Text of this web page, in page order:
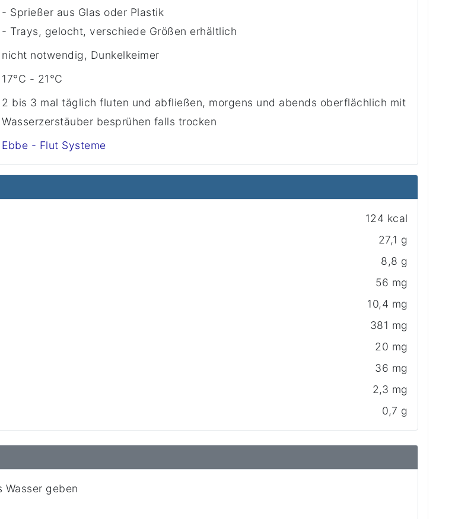
- Sprießer aus Glas oder Plastik
- Trays, gelocht, verschiede Größen erhältlich
nicht notwendig, Dunkelkeimer
17°C - 21°C
2 bis 3 mal täglich fluten und abfließen, morgens und abends oberflächlich mit
Wasserzerstäuber besprühen falls trocken
Ebbe - Flut Systeme
124 kcal
27,1 g
8,8 g
56 mg
10,4 mg
381 mg
20 mg
36 mg
2,3 mg
0,7 g
Wasser geben